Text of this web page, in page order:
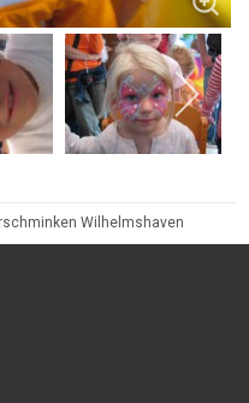
Wilhelmshaven